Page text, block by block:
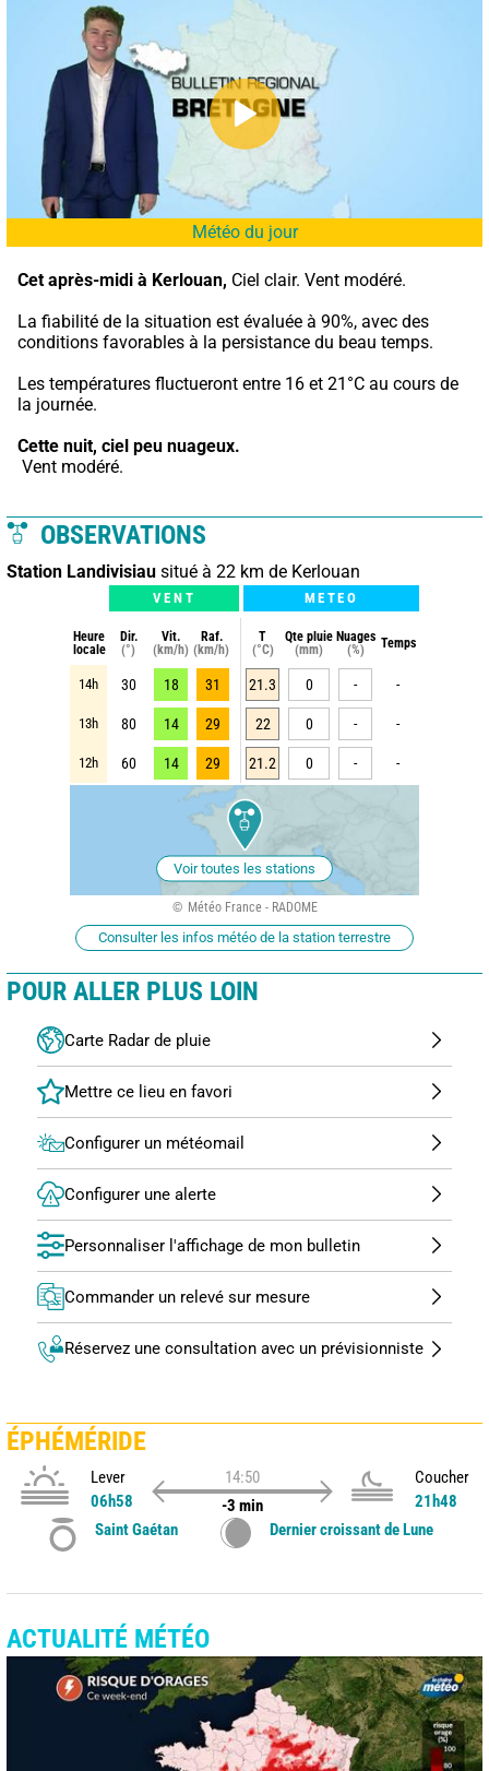
Météo du jour
Cet après-midi à Kerlouan, Ciel clair. Vent modéré.
La fiabilité de la situation est évaluée à 90%, avec des
conditions favorables à la persistance du beau temps.
Les températures fluctueront entre 16 et 21°C au cours de
la journée.
Cette nuit, ciel peu nuageux.
Vent modéré.
OBSERVATIONS
Station Landivisiau situé à 22 km de Kerlouan
VENT METEO
Heure
locale
Dir.
(°)
Vit.
(km/h)
Raf.
(km/h)
T
(°C)
Qte pluie
(mm)
Nuages
(%)
Temps
14h 30 18 31 21.3 0 - -
13h 80 14 29 22 0 - -
12h 60 14 29 21.2 0 - -
Voir toutes les stations
Météo France - RADOME
Consulter les infos météo de la station terrestre
POUR ALLER PLUS LOIN
Carte Radar de pluie
Configurer un météomail
Configurer une alerte
Personnaliser l'affichage de mon bulletin
Commander un relevé sur mesure
Réservez une consultation avec un prévisionniste
ÉPHÉMÉRIDE
Lever
06h58
14:50
-3 min
Coucher
21h48
Saint Gaétan
Dernier croissant de Lune
ACTUALITÉ MÉTÉO